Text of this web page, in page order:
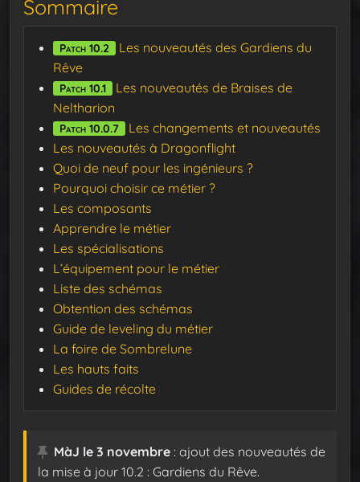
Sommaire
Patch 10.2
Les nouveautés des Gardiens du
Rêve
Patch 10.1
Les nouveautés de Braises de
Neltharion
Patch 10.0.7
Les changements et nouveautés
Les nouveautés à Dragonflight
Quoi de neuf pour les ingénieurs ?
Pourquoi choisir ce métier ?
Les composants
Apprendre le métier
Les spécialisations
L’équipement pour le métier
Liste des schémas
Obtention des schémas
Guide de leveling du métier
La foire de Sombrelune
Les hauts faits
Guides de récolte
MàJ le 3 novembre : ajout des nouveautés de
la mise à jour 10.2 : Gardiens du Rêve.